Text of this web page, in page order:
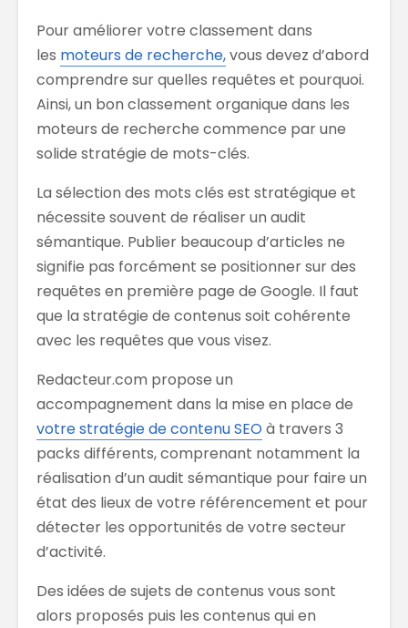
Pour améliorer votre classement dans
les moteurs de recherche,vous devez d’abord
comprendre sur quelles requêtes et pourquoi.
Ainsi, un bon classement organique dans les
moteurs de recherche commence par une
solide stratégie de mots-clés.
La sélection des mots clés est stratégique et
nécessite souvent de réaliser un audit
sémantique. Publier beaucoup d’articles ne
signifie pas forcément se positionner sur des
requêtes en première page de Google. Il faut
que la stratégie de contenus soit cohérente
avec les requêtes que vous visez.
Redacteur.com propose un
accompagnement dans la mise en place de
votre stratégie de contenu SEOà travers 3
packs différents, comprenant notamment la
réalisation d’un audit sémantique pour faire un
état des lieux de votre référencement et pour
détecter les opportunités de votre secteur
d’activité.
Des idées de sujets de contenus vous sont
alors proposés puis les contenus qui en